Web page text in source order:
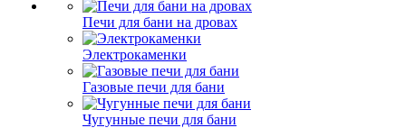
Печи для бани на дровах
Электрокаменки
Газовые печи для бани
Чугунные печи для бани